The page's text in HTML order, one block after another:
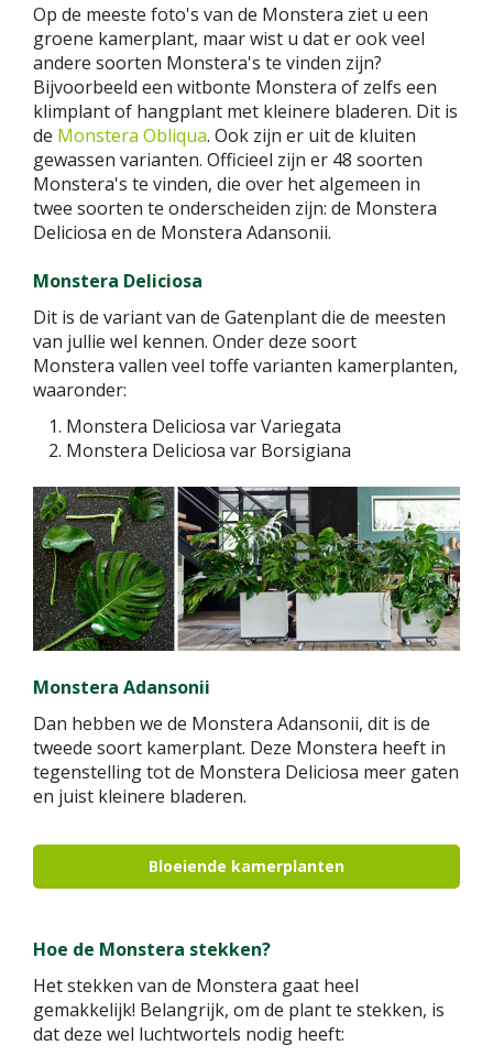
Op de meeste foto's van de Monstera ziet u een
groene kamerplant, maar wist u dat er ook veel
andere soorten Monstera's te vinden zijn?
Bijvoorbeeld een witbonte Monstera of zelfs een
klimplant of hangplant met kleinere bladeren. Dit is
de Monstera Obliqua. Ook zijn er uit de kluiten
gewassen varianten. Officieel zijn er 48 soorten
Monstera's te vinden, die over het algemeen in
twee soorten te onderscheiden zijn: de Monstera
Deliciosa en de Monstera Adansonii.
Monstera Deliciosa
Dit is de variant van de Gatenplant die de meesten
van jullie wel kennen. Onder deze soort
Monstera vallen veel toffe varianten kamerplanten,
waaronder:
Monstera Deliciosa var Variegata
Monstera Deliciosa var Borsigiana
Monstera Adansonii
Dan hebben we de Monstera Adansonii, dit is de
tweede soort kamerplant. Deze Monstera heeft in
tegenstelling tot de Monstera Deliciosa meer gaten
en juist kleinere bladeren.
Bloeiende kamerplanten
Hoe de Monstera stekken?
Het stekken van de Monstera gaat heel
gemakkelijk! Belangrijk, om de plant te stekken, is
dat deze wel luchtwortels nodig heeft: